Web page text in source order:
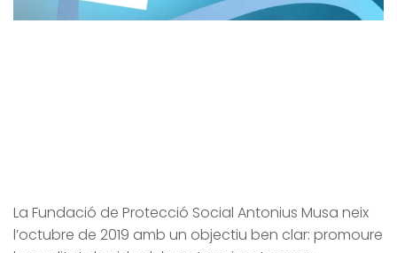
La Fundació de Protecció Social Antonius Musa neix
l’octubre de 2019 amb un objectiu ben clar: promoure